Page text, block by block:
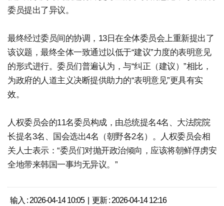
委员提出了异议。
最终经过委员间的协调，13日在全体委员会上重新提出了
该议题，最终全体一致通过以低于“建议”力度的表明意见
的形式进行。委员们普遍认为，与“纠正（建议）”相比，
为政府的人道主义决断提供助力的“表明意见”更具有实
效。
人权委员会的11名委员构成，由总统提名4名、大法院院
长提名3名、国会选出4名（朝野各2名）。人权委员会相
关人士表示：“委员们对抛开政治倾向，应该将朝鲜俘虏安
全地带来韩国一事均无异议。”
输入 : 2026-04-14 10:05 | 更新 : 2026-04-14 12:16